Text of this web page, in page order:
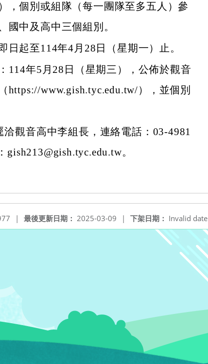
，個別或組隊（每一團隊至多五人）參
國中及高中三個組別。
日起至114年4月28日（星期一）止。
114年5月28日（星期三），公佈於觀音
https://www.gish.tyc.edu.tw/），並個別
洽觀音高中李組長，連絡電話：03-4981
gish213@gish.tyc.edu.tw。
下架日期： Invalid date
最後更新日期： 2025-03-09 |
|